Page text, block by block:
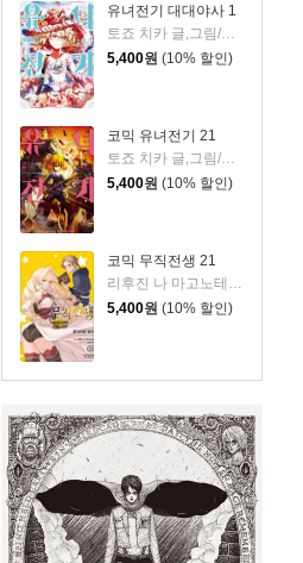
유녀전기 대대야사 1
토죠 치카 글,그림/카를로 젠 원저/JYH 역
5,400원 (10% 할인)
코믹 유녀전기 21
토죠 치카 글,그림/카를로 젠 원저/JYH 역
5,400원 (10% 할인)
코믹 무직전생 21
리후진 나 마고노테 원저/후지카와 유카 그림
5,400원 (10% 할인)